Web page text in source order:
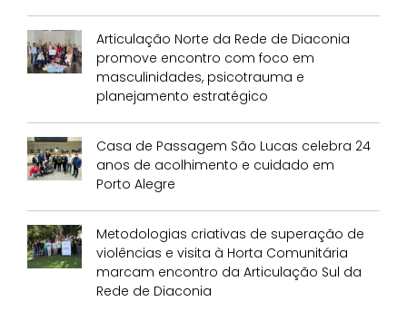
Articulação Norte da Rede de Diaconia
promove encontro com foco em
masculinidades, psicotrauma e
planejamento estratégico
Casa de Passagem São Lucas celebra 24
anos de acolhimento e cuidado em
Porto Alegre
Metodologias criativas de superação de
violências e visita à Horta Comunitária
marcam encontro da Articulação Sul da
Rede de Diaconia